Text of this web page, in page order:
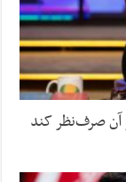
آن صرف‌نظر کند